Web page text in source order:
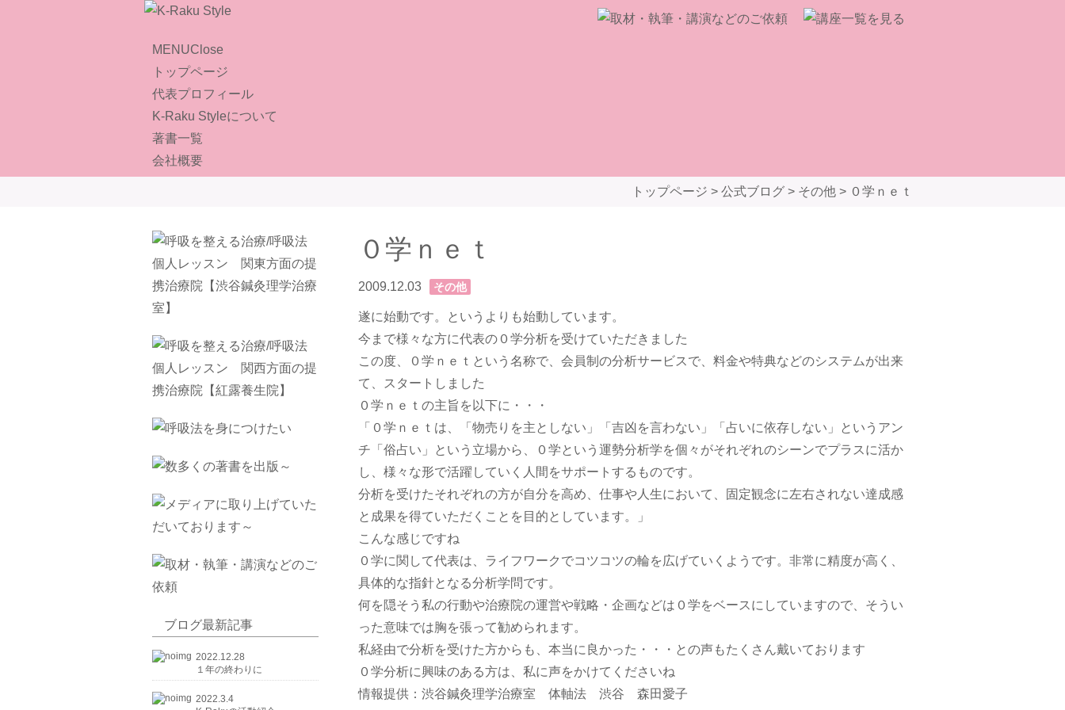
MENUClose
トップページ
代表プロフィール
K-Raku Styleについて
著書一覧
会社概要
トップページ > 公式ブログ > その他 > ０学ｎｅｔ
０学ｎｅｔ
2009.12.03 その他
遂に始動です。というよりも始動しています。
今まで様々な方に代表の０学分析を受けていただきました
この度、０学ｎｅｔという名称で、会員制の分析サービスで、料金や特典などのシステムが出来
て、スタートしました
０学ｎｅｔの主旨を以下に・・・
「０学ｎｅｔは、「物売りを主としない」「吉凶を言わない」「占いに依存しない」というアン
チ「俗占い」という立場から、０学という運勢分析学を個々がそれぞれのシーンでプラスに活か
し、様々な形で活躍していく人間をサポートするものです。
分析を受けたそれぞれの方が自分を高め、仕事や人生において、固定観念に左右されない達成感
と成果を得ていただくことを目的としています。」
こんな感じですね
０学に関して代表は、ライフワークでコツコツの輪を広げていくようです。非常に精度が高く、
具体的な指針となる分析学問です。
何を隠そう私の行動や治療院の運営や戦略・企画などは０学をベースにしていますので、そうい
った意味では胸を張って勧められます。
私経由で分析を受けた方からも、本当に良かった・・・との声もたくさん戴いております
０学分析に興味のある方は、私に声をかけてくださいね
情報提供：渋谷鍼灸理学治療室 体軸法 渋谷 森田愛子
ブログ最新記事
2022.12.28
１年の終わりに
2022.3.4